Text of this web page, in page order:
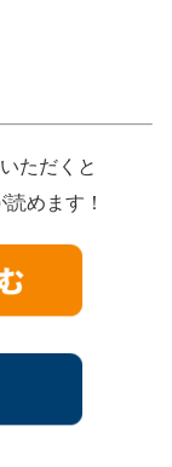
ただくと
めます！